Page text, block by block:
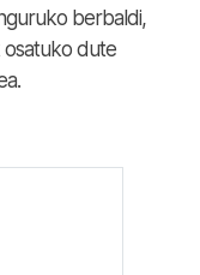
berbaldi,
osatuko dute